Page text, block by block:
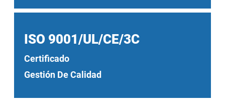
ISO 9001/UL/CE/3C
Certificado
Gestión De Calidad